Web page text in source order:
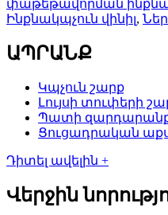
փաթեթավորման
Ինքնակպչուն վինիլ,
ԱՊՐԱՆՔ
Կպչուն շարք
Լույսի տուփերի
Պատի
Ցուցադրական
Դիտել ավելին +
Վերջին